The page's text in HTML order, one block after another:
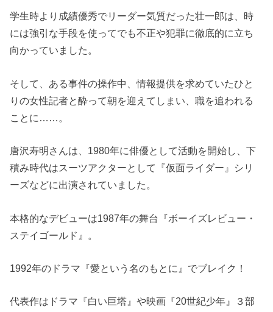
学生時より成績優秀でリーダー気質だった壮一郎は、時
には強引な手段を使ってでも不正や犯罪に徹底的に立ち
向かっていました。
そして、ある事件の操作中、情報提供を求めていたひと
りの女性記者と酔って朝を迎えてしまい、職を追われる
ことに……。
唐沢寿明さんは、1980年に俳優として活動を開始し、下
積み時代はスーツアクターとして『仮面ライダー』シリ
ーズなどに出演されていました。
本格的なデビューは1987年の舞台『ボーイズレビュー・
ステイゴールド』。
1992年のドラマ『愛という名のもとに』でブレイク！
代表作はドラマ『白い巨塔』や映画『20世紀少年』３部